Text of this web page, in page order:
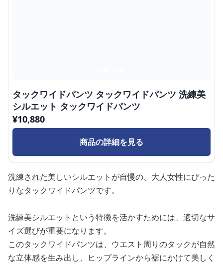
タックワイドパンツ タックワイドパンツ 洗練美
シルエット タックワイドパンツ
¥10,880
商品の詳細を見る
洗練された美しいシルエットが自慢の、大人女性にぴった
りなタックワイドパンツです。
洗練美シルエットという特徴を活かすためには、適切なサ
イズ選びが重要になります。
このタックワイドパンツは、ウエスト周りのタックが自然
な立体感を生み出し、ヒップラインから裾にかけて美しく